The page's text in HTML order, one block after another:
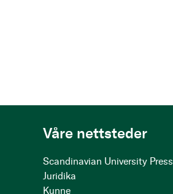
Våre nettsteder
Scandinavian University Press
Juridika
Kunne